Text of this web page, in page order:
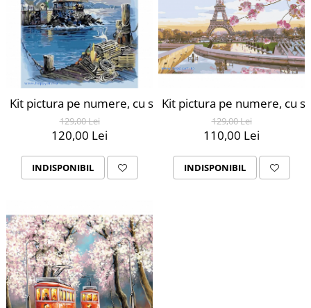
Kit pictura pe numere, cu sasiu, Digul de langa far,
129,00 Lei
120,00 Lei
INDISPONIBIL
Kit pictura pe numere, cu
129,00 Lei
110,00 Lei
INDISPONIBIL